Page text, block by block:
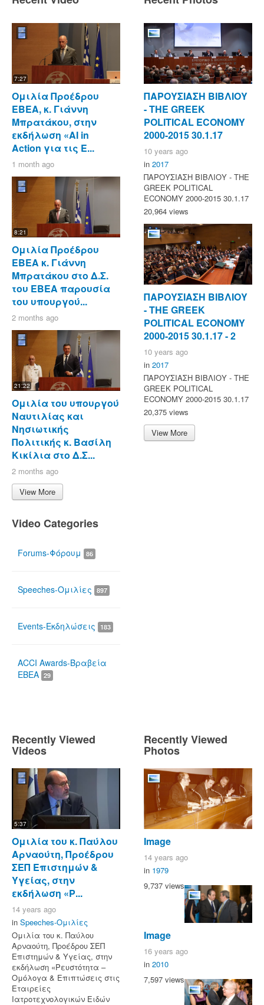
7:27
Ομιλία Προέδρου
ΕΒΕΑ, κ. Γιάννη
Μπρατάκου, στην
εκδήλωση «AI in
Action για τις Ε...
1 month ago
8:21
Ομιλία Προέδρου
ΕΒΕΑ κ. Γιάννη
Μπρατάκου στο Δ.Σ.
του ΕΒΕΑ παρουσία
του υπουργού...
2 months ago
21:22
Ομιλία του υπουργού
Ναυτιλίας και
Νησιωτικής
Πολιτικής κ. Βασίλη
Κικίλια στο Δ.Σ...
2 months ago
View More
Video Categories
Forums-Φόρουμ 86
Speeches-Ομιλίες 897
Events-Εκδηλώσεις 183
ACCI Awards-Βραβεία
ΕΒΕΑ 29
ΠΑΡΟΥΣΙΑΣΗ ΒΙΒΛΙΟΥ
- ΤΗΕ GREEK
POLITICAL ECONOMY
2000-2015 30.1.17
10 years ago
in 2017
ΠΑΡΟΥΣΙΑΣΗ ΒΙΒΛΙΟΥ - ΤΗΕ
GREEK POLITICAL
ECONOMY 2000-2015 30.1.17
20,964 views
ΠΑΡΟΥΣΙΑΣΗ ΒΙΒΛΙΟΥ
- ΤΗΕ GREEK
POLITICAL ECONOMY
2000-2015 30.1.17 - 2
10 years ago
in 2017
ΠΑΡΟΥΣΙΑΣΗ ΒΙΒΛΙΟΥ - ΤΗΕ
GREEK POLITICAL
ECONOMY 2000-2015 30.1.17
20,375 views
View More
Recently Viewed
Videos
5:37
Ομιλία του κ. Παύλου
Αρναούτη, Προέδρου
ΣΕΠ Επιστημών &
Υγείας, στην
εκδήλωση «Ρ...
14 years ago
in Speeches-Ομιλίες
Ομιλία του κ. Παύλου
Αρναούτη, Προέδρου ΣΕΠ
Επιστημών & Υγείας, στην
εκδήλωση «Ρευστότητα –
Ομόλογα & Επιπτώσεις στις
Εταιρείες
Ιατροτεχνολογικών Ειδών
Recently Viewed
Photos
Image
14 years ago
in 1979
9,737 views
Image
16 years ago
in 2010
7,597 views